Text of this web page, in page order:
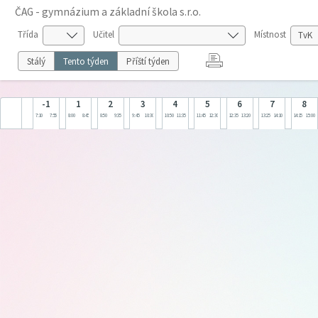
ČAG - gymnázium a základní škola s.r.o.
Třída Učitel Místnost
Stálý Tento týden Příští týden
-1
7:10 7:55
1
8:00 8:45
2
8:50 9:35
3
9:45 10:30
4
10:50 11:35
5
11:45 12:30
6
12:35 13:20
7
13:25 14:10
8
14:15 15:00